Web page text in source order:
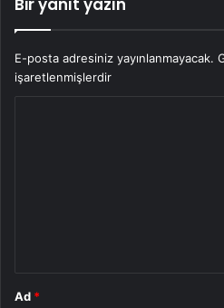
Bir yanıt yazın
E-posta adresiniz yayınlanmayacak.
işaretlenmişlerdir
Ad *